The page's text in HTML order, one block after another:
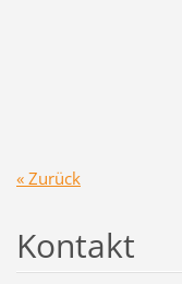
« Zurück
Kontakt